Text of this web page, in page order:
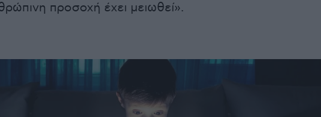
προσοχή έχει μειωθεί».